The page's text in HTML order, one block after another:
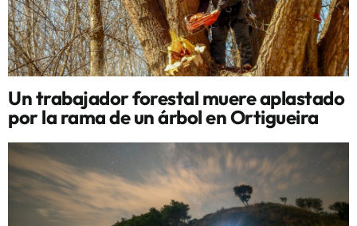
Un trabajador forestal muere aplastado
por la rama de un árbol en Ortigueira